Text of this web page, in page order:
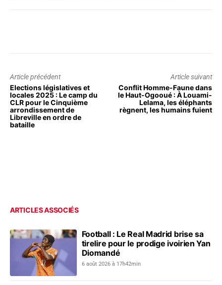
Article précédent
Elections législatives et
locales 2025 : Le camp du
CLR pour le Cinquième
arrondissement de
Libreville en ordre de
bataille
Article suivant
Conflit Homme-Faune dans
le Haut-Ogooué : À Louami-
Lelama, les éléphants
règnent, les humains fuient
ARTICLES ASSOCIÉS
Football : Le Real Madrid brise sa
tirelire pour le prodige ivoirien Yan
Diomandé
6 août 2026 à 17h42min